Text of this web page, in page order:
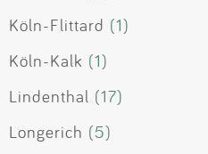
Köln-Flittard (1)
Köln-Kalk (1)
Lindenthal (17)
Longerich (5)